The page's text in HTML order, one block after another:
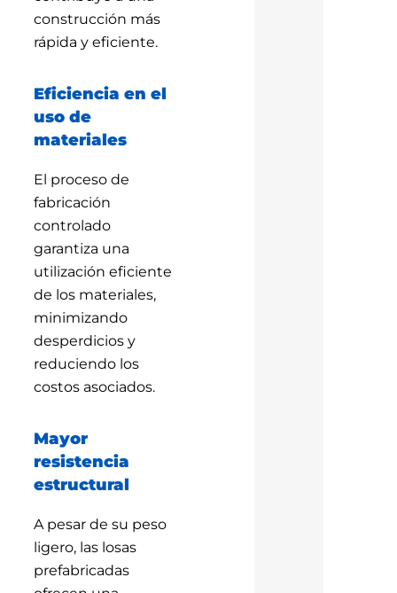
construcción más
rápida y eficiente.
Eficiencia en el
uso de
materiales
El proceso de
fabricación
controlado
garantiza una
utilización eficiente
de los materiales,
minimizando
desperdicios y
reduciendo los
costos asociados.
Mayor
resistencia
estructural
A pesar de su peso
ligero, las losas
prefabricadas